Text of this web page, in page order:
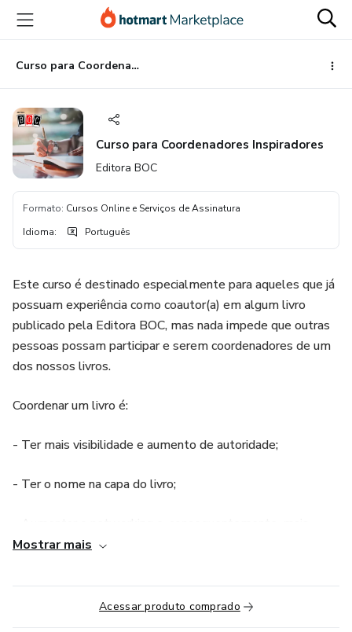
para
conteúdo
principal
para
pagamento
para
rodapé
Curso para Coordenadores Inspiradores
Curso para Coordenadores Inspiradores
Editora BOC
Formato: Cursos Online e Serviços de Assinatura
Idioma: Português
Este curso é destinado especialmente para aqueles que já
possuam experiência como coautor(a) em algum livro
publicado pela Editora BOC, mas nada impede que outras
pessoas possam participar e serem coordenadores de um
dos nossos livros.
Coordenar um livro é:
- Ter mais visibilidade e aumento de autoridade;
- Ter o nome na capa do livro;
chances de parceria, abertura de portas e geração de
Ao término do curso, todos poderão submeter suas ideias
de livro/coordenação para as Mentoras do Curso: Roberta
Mostrar mais
Acessar produto comprado